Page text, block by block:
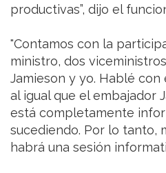
productivas”, dijo el
"Contamos con la
ministro, dos
Jamieson y yo. Hablé
al igual que el embajador
está completamente
sucediendo. Por lo tanto,
habrá una sesión